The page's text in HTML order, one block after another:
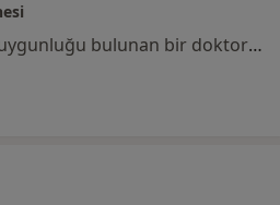
Bu kurumda online uygunluğu bulunan bir doktor veya uzman bulunamadı